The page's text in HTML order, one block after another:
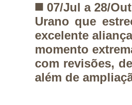
◼️ 07/Jul a 28/
Urano que
excelente
momento
com revisões,
além de